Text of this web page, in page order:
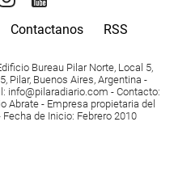
Contactanos RSS
Bureau Pilar Norte, Local 5,
Pilar, Buenos Aires, Argentina -
: info@pilaradiario.com - Contacto:
Abrate - Empresa propietaria del
de Inicio: Febrero 2010